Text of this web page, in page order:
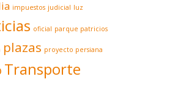
impuestos judicial luz
oficial parque patricios
plazas proyecto persiana
Transporte